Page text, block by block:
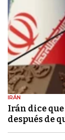
IRÁN
Irán dice
después de